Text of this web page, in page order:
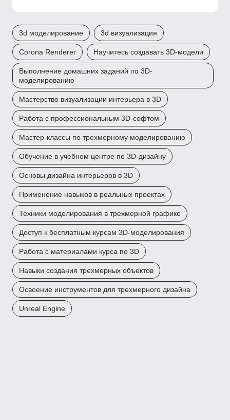
3d моделирование 3d визуализация
Corona Renderer Научитесь создавать 3D-модели
Выполнение домашних заданий по 3D-
моделированию
Мастерство визуализации интерьера в 3D
Работа с профессиональным 3D-софтом
Мастер-классы по трехмерному моделированию
Обучение в учебном центре по 3D-дизайну
Основы дизайна интерьеров в 3D
Применение навыков в реальных проектах
Техники моделирования в трехмерной графике
Доступ к бесплатным курсам 3D-моделирования
Работа с материалами курса по 3D
Навыки создания трехмерных объектов
Освоение инструментов для трехмерного дизайна
Unreal Engine